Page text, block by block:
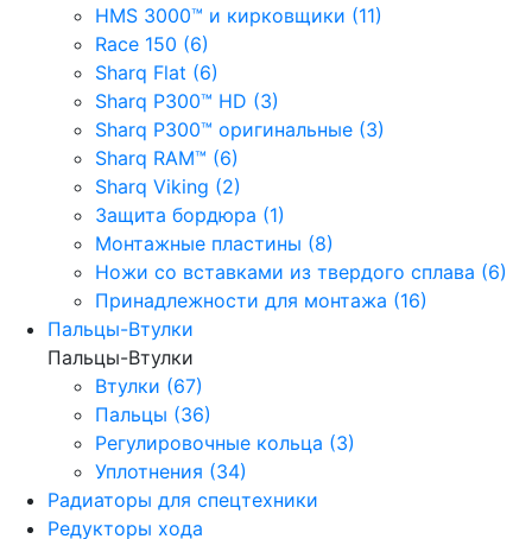
HMS 3000™ и кирковщики (11)
Race 150 (6)
Sharq Flat (6)
Sharq P300™ HD (3)
Sharq P300™ оригинальные (3)
Sharq RAM™ (6)
Sharq Viking (2)
Защита бордюра (1)
Монтажные пластины (8)
Ножи со вставками из твердого сплава (6)
Принадлежности для монтажа (16)
Пальцы-Втулки
Пальцы-Втулки
Втулки (67)
Пальцы (36)
Регулировочные кольца (3)
Уплотнения (34)
Радиаторы для спецтехники
Редукторы хода